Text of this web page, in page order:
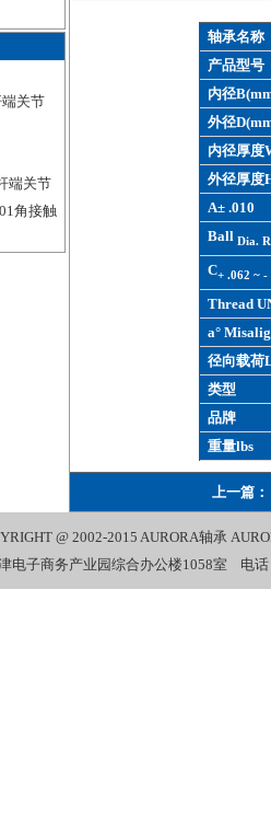
关节
端关节
角接触
轴承名称
产品型号
内径
外径
内径厚度
外径厚度
A± .010
BallDia.
C+ .062 ~ -
Thread
a°
径向载荷
类型
品牌
重量lbs
上一篇：
@ 2002-2015AURORA轴承
电子商务产业园综合办公楼1058室 电